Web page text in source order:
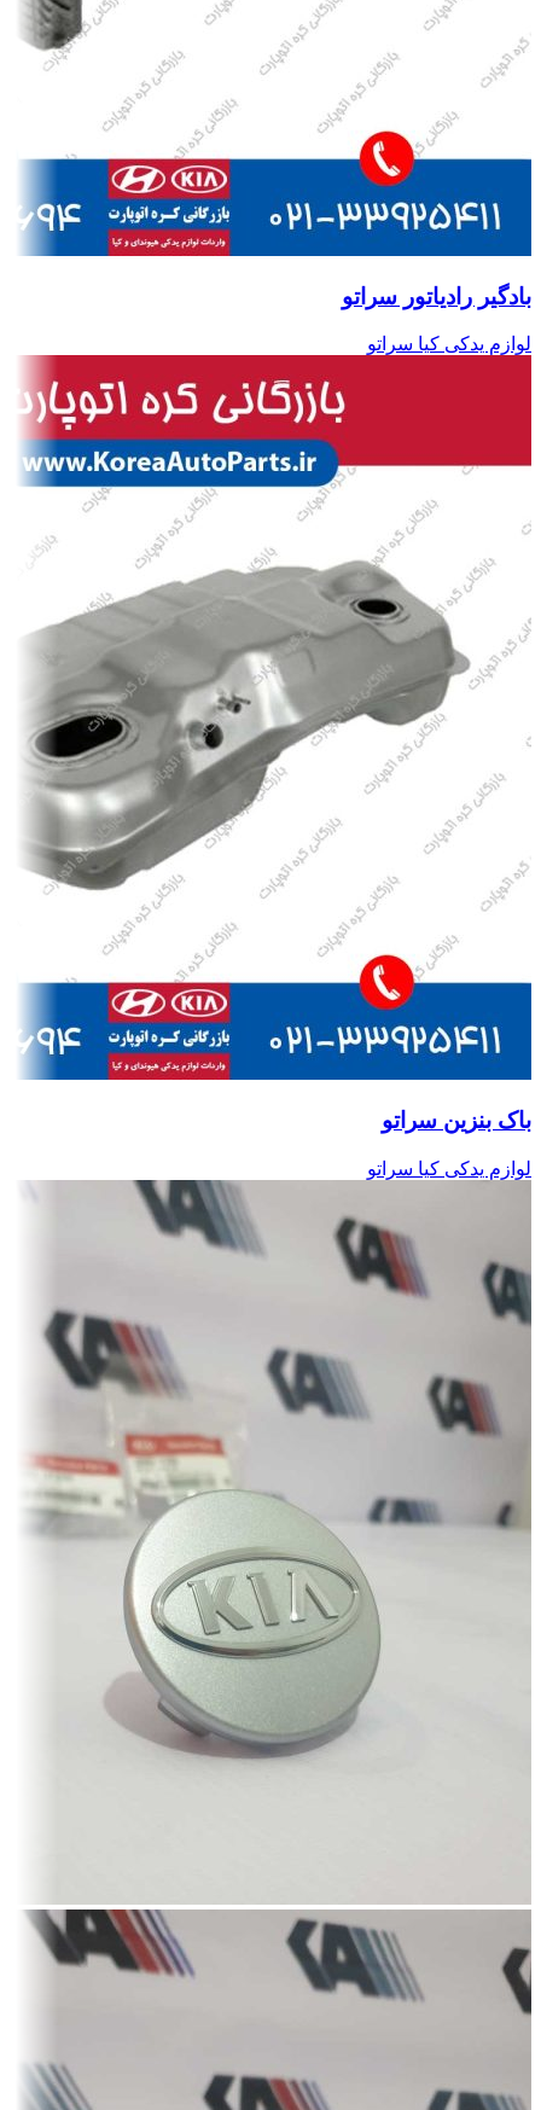
بادگیر رادیاتور سراتو
لوازم یدکی کیا سراتو
باک بنزین سراتو
لوازم یدکی کیا سراتو